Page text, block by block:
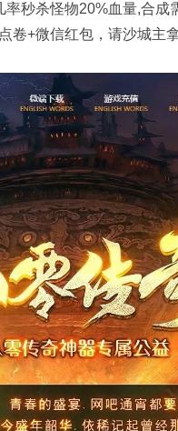
秒杀怪物20%血量,合成
卷+微信红包，请沙城主